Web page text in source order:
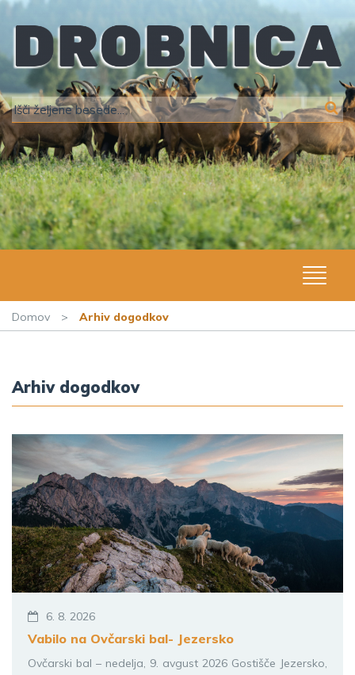
Domov > Arhiv dogodkov
Arhiv dogodkov
6. 8. 2026
Vabilo na Ovčarski bal- Jezersko
Ovčarski bal – nedelja, 9. avgust 2026 Gostišče Jezersko,